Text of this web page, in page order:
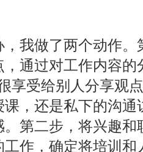
我做了两个动作
通过对工作内容的
享受给别人分享观
，还是私下的沟
第二步，将兴趣
作，确定将培训